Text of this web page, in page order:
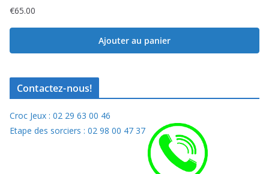
€65.00
Ajouter au panier
Contactez-nous!
Croc Jeux : 02 29 63 00 46
Etape des sorciers : 02 98 00 47 37